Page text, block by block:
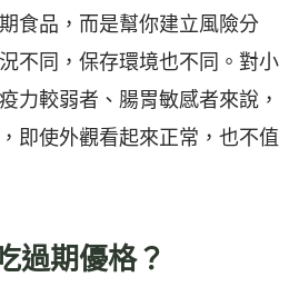
食品，而是幫你建立風險分
不同，保存環境也不同。對小
力較弱者、腸胃敏感者來說，
即使外觀看起來正常，也不值
過期優格？